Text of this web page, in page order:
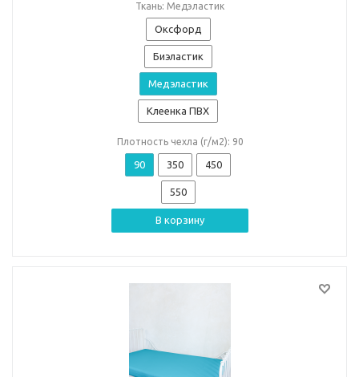
Ткань: Медэластик
Оксфорд
Биэластик
Медэластик
Клеенка ПВХ
Плотность чехла (г/м2): 90
90 350 450
550
В корзину